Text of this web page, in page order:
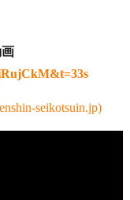
seikotsuin.jp)